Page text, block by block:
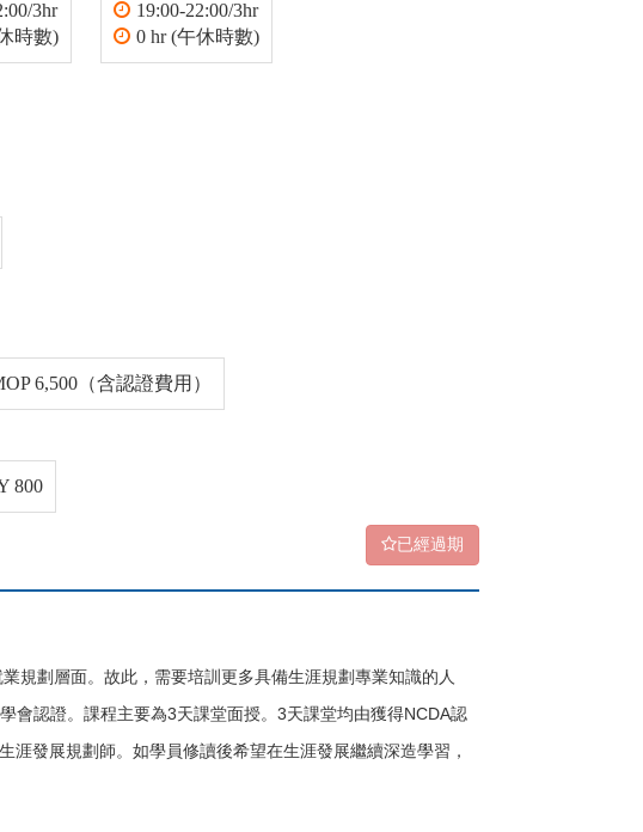
3hr
時數)
19:00-22:00/3hr
0 hr (午休時數)
6,500（含認證費用）
800
已經過期
規劃層面。故此，需要培訓更多具備生涯規劃專業知識的人
會認證。課程主要為3天課堂面授。3天課堂均由獲得NCDA認
發展規劃師。如學員修讀後希望在生涯發展繼續深造學習，